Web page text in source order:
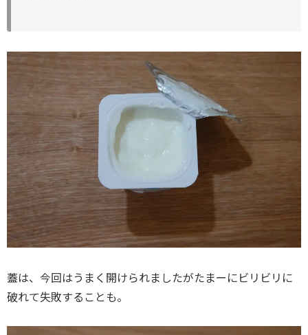
蓋は、今回はうまく開けられましたがたまーにビリビリに
破れて失敗することも。